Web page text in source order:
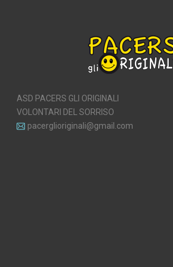
ASD PACERS GLI ORIGINALI
VOLONTARI DEL SORRISO
pacerglioriginali@gmail.com